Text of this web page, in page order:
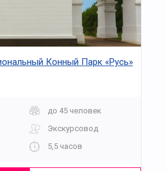
Конный Парк «Русь»
до 45 человек
Экскурсовод
5,5 часов